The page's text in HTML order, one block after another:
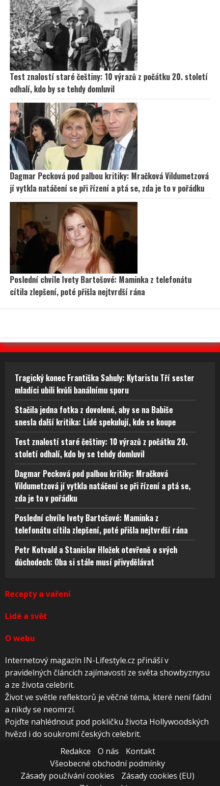
Test znalostí staré češtiny: 10 výrazů z počátku 20. století
odhalí, kdo by se tehdy domluvil
Dagmar Pecková pod palbou kritiky: Mračková Vildumetzová
jí vytkla natáčení se při řízení a ptá se, zda je to v pořádku
Poslední chvíle Ivety Bartošové: Maminka z telefonátu
cítila zlepšení, poté přišla nejtvrdší rána
Tragický konec Františka Sahuly: Kytaristu Tří sester
mladíci ubili kvůli banálnímu sporu
Stačila jedna fotka z dovolené, aby se na Babiše
snesla další kritika: Lidé spekulují, kde se koupe
Test znalostí staré češtiny: 10 výrazů z počátku 20.
století odhalí, kdo by se tehdy domluvil
Dagmar Pecková pod palbou kritiky: Mračková
Vildumetzová jí vytkla natáčení se při řízení a ptá se,
zda je to v pořádku
Poslední chvíle Ivety Bartošové: Maminka z
telefonátu cítila zlepšení, poté přišla nejtvrdší rána
Petr Kotvald a Stanislav Hložek otevřeně o svých
důchodech: Oba si stále musí přivydělávat
Recepty a vaření
Lidé a svět
O webu
Internetový magazín IN-Lifestyle.cz přináší v
pravidelných článcích zajímavosti ze světa showbyznysu
a ze života celebrit.
Život ve světle reflektorů je věčné téma, které není fádní
a nikdy se neomrzí.
Pojďte nahlédnout pod pokličku života Hollywoodských
hvězd i do soukromí českých celebrit.
Redakce
O nás
Kontakt
Všeobecné obchodní podmínky
Zásady používání cookies
Zásady cookies (EU)